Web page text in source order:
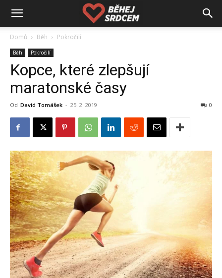
Domů Běh Pokročilí
Běh Pokročilí
Kopce, které zlepšují
maratonské časy
Od David Tomášek - 25. 2. 2019 0